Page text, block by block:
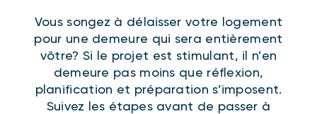
À propos de nous
Devenir client
Vous songez à délaisser votre logement
pour une demeure qui sera entièrement
vôtre? Si le projet est stimulant, il n’en
demeure pas moins que réflexion,
planification et préparation s’imposent.
Suivez les étapes avant de passer à